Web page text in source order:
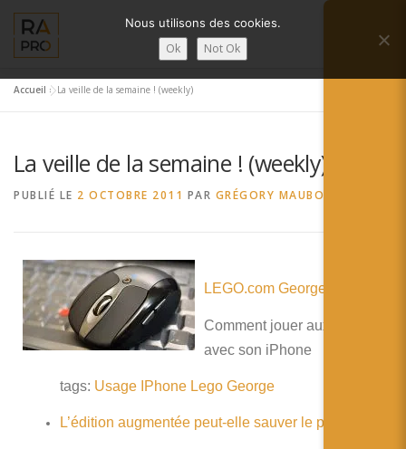
contenu
Menu
SERVICES RA’PRO ACTUALITÉ DE LA RA
English
Français
Accueil »La veille de la semaine ! (weekly)
La veille de la semaine ! (weekly)
PUBLIÉ LE 2 OCTOBRE 2011 PAR GRÉGORY MAUBON
LEGO.com George Demo
Comment jouer aux Lego
avec son iPhone
tags: Usage IPhone Lego George
L’édition augmentée peut-elle sauver le papier ?
Nous utilisons des cookies.
Ok Not Ok